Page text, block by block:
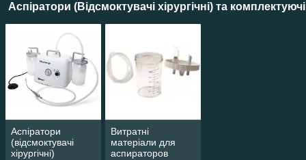
Аспіратори (Відсмоктувачі хірургічні) та комплектуючі
Аспіратори
(відсмоктувачі
хірургічні)
Витратні
матеріали для
аспираторов